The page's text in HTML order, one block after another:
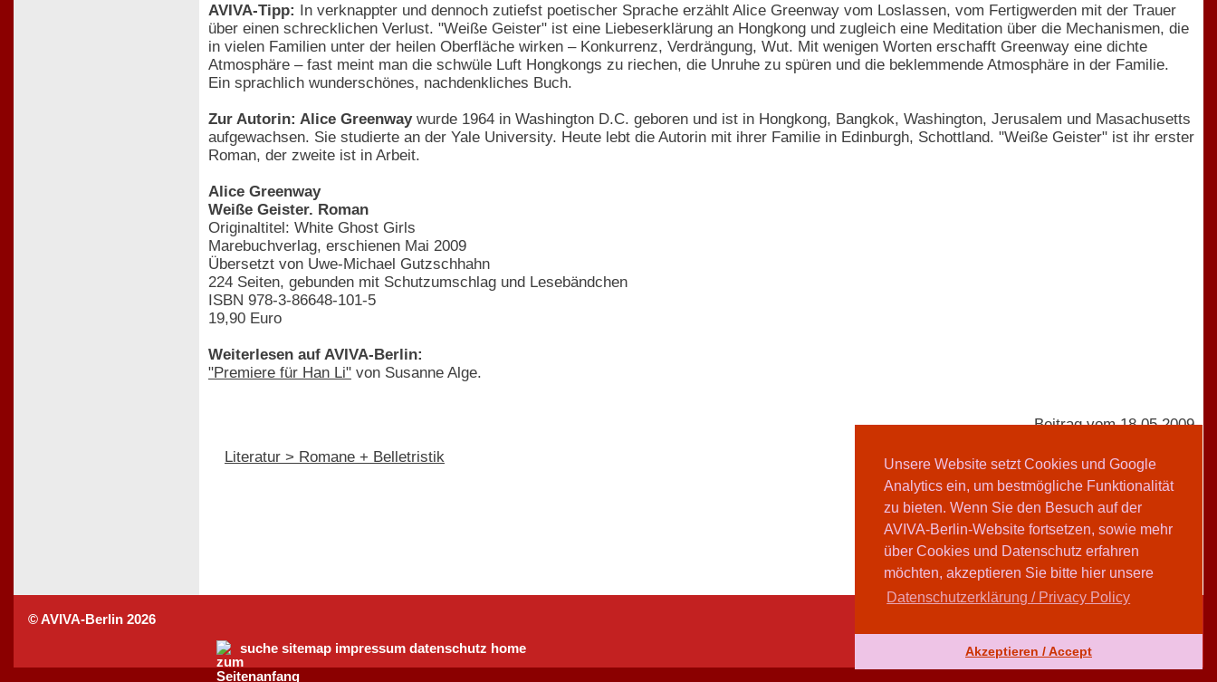
Unsere Website setzt Cookies und Google
Analytics ein, um bestmögliche Funktionalität
zu bieten. Wenn Sie den Besuch auf der
AVIVA-Berlin-Website fortsetzen, sowie mehr
über Cookies und Datenschutz erfahren
möchten, akzeptieren Sie bitte hier unsere
Datenschutzerklärung / Privacy Policy
Akzeptieren / Accept
AVIVA-Tipp: In verknappter und dennoch zutiefst poetischer Sprache erzählt Alice Greenway vom Loslassen, vom Fertigwerden mit der Trauer
über einen schrecklichen Verlust. "Weiße Geister" ist eine Liebeserklärung an Hongkong und zugleich eine Meditation über die Mechanismen, die
in vielen Familien unter der heilen Oberfläche wirken – Konkurrenz, Verdrängung, Wut. Mit wenigen Worten erschafft Greenway eine dichte
Atmosphäre – fast meint man die schwüle Luft Hongkongs zu riechen, die Unruhe zu spüren und die beklemmende Atmosphäre in der Familie.
Ein sprachlich wunderschönes, nachdenkliches Buch.
Zur Autorin: Alice Greenwaywurde 1964 in Washington D.C. geboren und ist in Hongkong, Bangkok, Washington, Jerusalem und Masachusetts
aufgewachsen. Sie studierte an der Yale University. Heute lebt die Autorin mit ihrer Familie in Edinburgh, Schottland. "Weiße Geister" ist ihr erster
Roman, der zweite ist in Arbeit.
Alice Greenway
Weiße Geister. Roman
Originaltitel: White Ghost Girls
Marebuchverlag, erschienen Mai 2009
Übersetzt von Uwe-Michael Gutzschhahn
224 Seiten, gebunden mit Schutzumschlag und Lesebändchen
ISBN 978-3-86648-101-5
19,90 Euro
Weiterlesen auf AVIVA-Berlin:
"Premiere für Han Li" von Susanne Alge.
Literatur > Romane + Belletristik
Beitrag vom 18.05.2009
Claire Horst
Teilen
© AVIVA-Berlin 2026
suche sitemap impressum datenschutz home